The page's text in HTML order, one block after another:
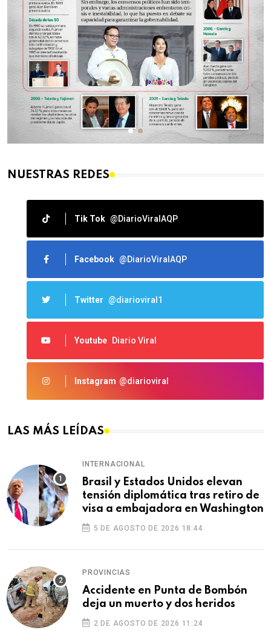
NUESTRAS REDES
Tik Tok @DiarioViralAQP
Facebook @DiarioViralAQP
Twitter @diarioviral1
Youtube Diario Viral
Instagram @diarioviral
LAS MÁS LEÍDAS
INTERNACIONAL
Brasil y Estados Unidos elevan
tensión diplomática tras retiro de
visa a embajadora en Washington
5 DE AGOSTO DE 2026 18:44
PROVINCIAS
Accidente en Punta de Bombón
deja un muerto y dos heridos
2 DE AGOSTO DE 2026 11:24